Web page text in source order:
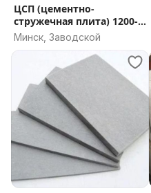
ЦСП (цементно-
стружечная плита) 1200-
600-12мм
Минск, Заводской